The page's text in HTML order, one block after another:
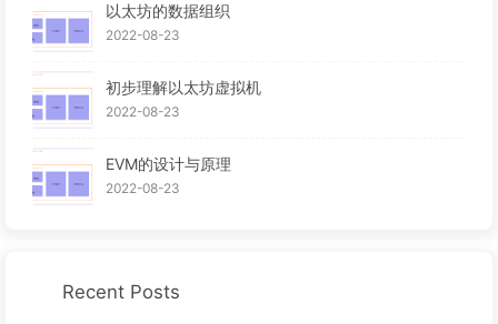
以太坊的数据组织
2022-08-23
初步理解以太坊虚拟机
2022-08-23
EVM的设计与原理
2022-08-23
Recent Posts